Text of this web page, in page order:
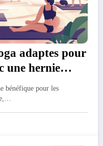
adaptes pour
une hernie
bénéfique pour les